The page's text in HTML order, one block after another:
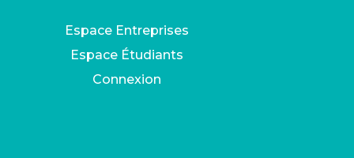
Espace Entreprises
Espace Étudiants
Connexion